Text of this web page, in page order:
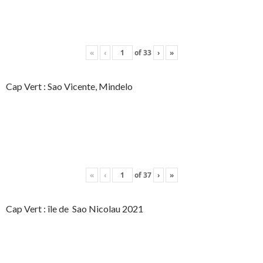
« ‹ of33 › »
Cap Vert : Sao Vicente, Mindelo
« ‹ of37 › »
Cap Vert : île de Sao Nicolau 2021